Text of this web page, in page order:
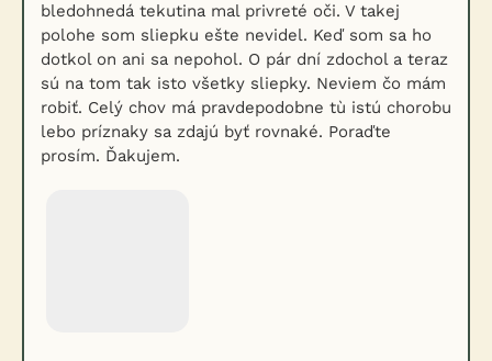
bledohnedá tekutina mal privreté oči. V takej
polohe som sliepku ešte nevidel. Keď som sa ho
dotkol on ani sa nepohol. O pár dní zdochol a teraz
sú na tom tak isto všetky sliepky. Neviem čo mám
robiť. Celý chov má pravdepodobne tù istú chorobu
lebo príznaky sa zdajú byť rovnaké. Poraďte
prosím. Ďakujem.